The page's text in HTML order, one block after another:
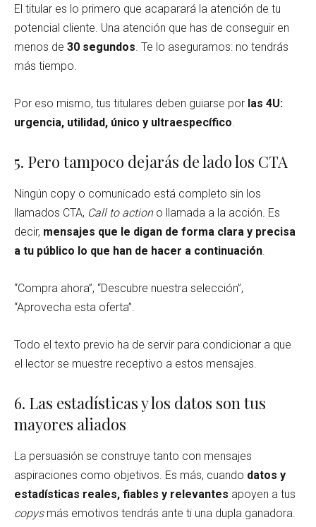
El titular es lo primero que acaparará la atención de tu
potencial cliente. Una atención que has de conseguir en
menos de 30 segundos . Te lo aseguramos: no tendrás
más tiempo.
Por eso mismo, tus titulares deben guiarse por las 4U:
urgencia, utilidad, único y ultraespecífico
5. Pero tampoco dejarás de lado los CTA
Ningún copy o comunicado está completo sin los
llamados CTA, Call to action o llamada a la acción Es
decir, mensajes que le digan de forma clara y precisa
a tu público lo que han de hacer a continuación
“Compra ahora”, “Descubre nuestra selección”,
“Aprovecha esta oferta”.
Todo el texto previo ha de servir para condicionar a que
el lector se muestre receptivo a estos mensajes.
6. Las estadísticas y los datos son tus
mayores aliados
La persuasión se construye tanto con mensajes
aspiraciones como objetivos. Es más, cuando datos y
estadísticas reales, fiables y relevantes apoyen a tus
copysmás emotivos tendrás ante ti una dupla ganadora.